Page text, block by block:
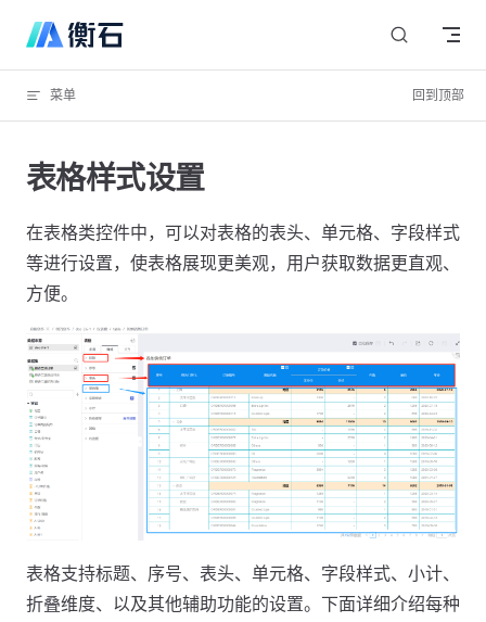
Skip to content
菜单 回到顶部
表格样式设置
在表格类控件中，可以对表格的表头、单元格、字段样式
等进行设置，使表格展现更美观，用户获取数据更直观、
方便。
表格支持标题、序号、表头、单元格、字段样式、小计、
折叠维度、以及其他辅助功能的设置。下面详细介绍每种